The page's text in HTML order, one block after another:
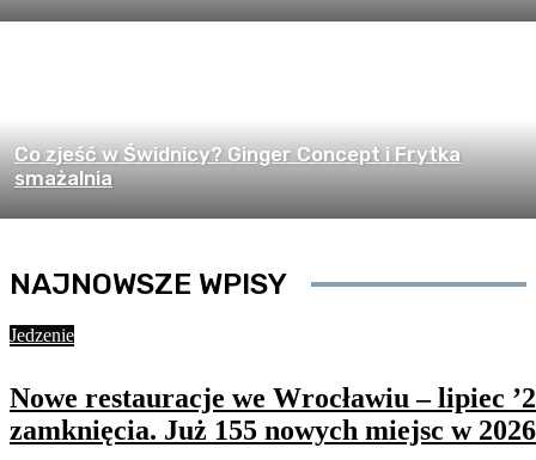
Co zjeść w Świdnicy? Ginger Concept i Frytka
smażalnia
NAJNOWSZE WPISY
Jedzenie
Nowe restauracje we Wrocławiu – lipiec
zamknięcia. Już 155 nowych miejsc w 2026